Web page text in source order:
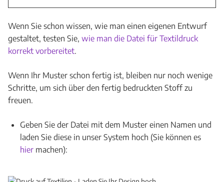
Wenn Sie schon wissen, wie man einen eigenen Entwurf
gestaltet, testen Sie, wie man die Datei für Textildruck
korrekt vorbereitet.
Wenn Ihr Muster schon fertig ist, bleiben nur noch wenige
Schritte, um sich über den fertig bedruckten Stoff zu
freuen.
Geben Sie der Datei mit dem Muster einen Namen und
laden Sie diese in unser System hoch (Sie können es
hier machen):